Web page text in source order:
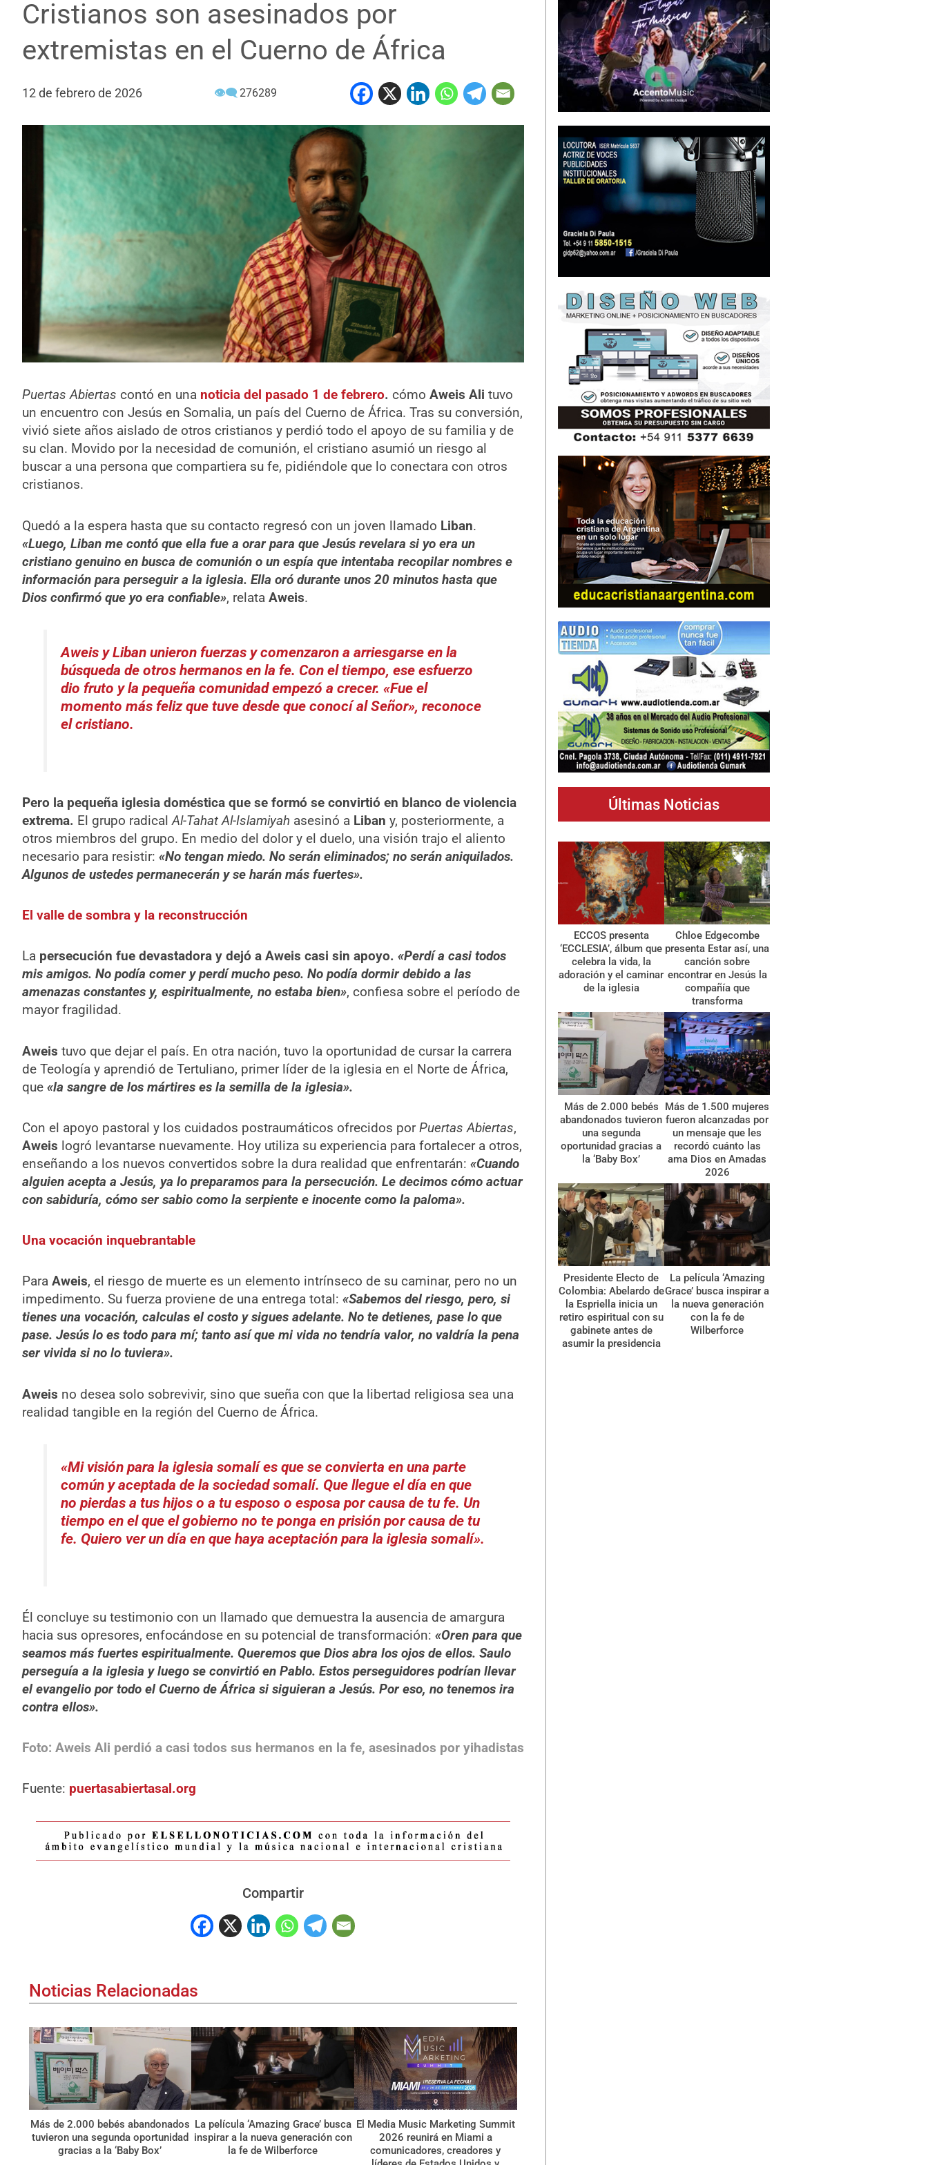
Cristianos son asesinados por
extremistas en el Cuerno de África
12 de febrero de 2026 👁‍🗨 276289
Puertas Abiertas contó en una noticia del pasado 1 de febrero. cómo Aweis Ali tuvo
un encuentro con Jesús en Somalia, un país del Cuerno de África. Tras su conversión,
vivió siete años aislado de otros cristianos y perdió todo el apoyo de su familia y de
su clan. Movido por la necesidad de comunión, el cristiano asumió un riesgo al
buscar a una persona que compartiera su fe, pidiéndole que lo conectara con otros
cristianos.
Quedó a la espera hasta que su contacto regresó con un joven llamado Liban.
«Luego, Liban me contó que ella fue a orar para que Jesús revelara si yo era un
cristiano genuino en busca de comunión o un espía que intentaba recopilar nombres e
información para perseguir a la iglesia. Ella oró durante unos 20 minutos hasta que
Dios confirmó que yo era confiable», relata Aweis.
Aweis y Liban unieron fuerzas y comenzaron a arriesgarse en la
búsqueda de otros hermanos en la fe. Con el tiempo, ese esfuerzo
dio fruto y la pequeña comunidad empezó a crecer. «Fue el
momento más feliz que tuve desde que conocí al Señor», reconoce
el cristiano.
Pero la pequeña iglesia doméstica que se formó se convirtió en blanco de violencia
extrema. El grupo radicalAl-Tahat Al-Islamiyah asesinó a Liban y, posteriormente, a
otros miembros del grupo. En medio del dolor y el duelo, una visión trajo el aliento
necesario para resistir: «No tengan miedo. No serán eliminados; no serán aniquilados.
Algunos de ustedes permanecerán y se harán más fuertes».
El valle de sombra y la reconstrucción
La persecución fue devastadora y dejó a Aweis casi sin apoyo. «Perdí a casi todos
mis amigos. No podía comer y perdí mucho peso. No podía dormir debido a las
amenazas constantes y, espiritualmente, no estaba bien», confiesa sobre el período de
mayor fragilidad.
Aweis tuvo que dejar el país. En otra nación, tuvo la oportunidad de cursar la carrera
de Teología y aprendió de Tertuliano, primer líder de la iglesia en el Norte de África,
que «la sangre de los mártires es la semilla de la iglesia».
Con el apoyo pastoral y los cuidados postraumáticos ofrecidos porPuertas Abiertas,
Aweis logró levantarse nuevamente. Hoy utiliza su experiencia para fortalecer a otros,
enseñando a los nuevos convertidos sobre la dura realidad que enfrentarán: «Cuando
alguien acepta a Jesús, ya lo preparamos para la persecución. Le decimos cómo actuar
con sabiduría, cómo ser sabio como la serpiente e inocente como la paloma».
Una vocación inquebrantable
Para Aweis, el riesgo de muerte es un elemento intrínseco de su caminar, pero no un
impedimento. Su fuerza proviene de una entrega total: «Sabemos del riesgo, pero, si
tienes una vocación, calculas el costo y sigues adelante. No te detienes, pase lo que
pase. Jesús lo es todo para mí; tanto así que mi vida no tendría valor, no valdría la pena
ser vivida si no lo tuviera».
Aweis no desea solo sobrevivir, sino que sueña con que la libertad religiosa sea una
realidad tangible en la región del Cuerno de África.
«Mi visión para la iglesia somalí es que se convierta en una parte
común y aceptada de la sociedad somalí. Que llegue el día en que
no pierdas a tus hijos o a tu esposo o esposa por causa de tu fe. Un
tiempo en el que el gobierno no te ponga en prisión por causa de tu
fe. Quiero ver un día en que haya aceptación para la iglesia somalí».
Él concluye su testimonio con un llamado que demuestra la ausencia de amargura
hacia sus opresores, enfocándose en su potencial de transformación: «Oren para que
seamos más fuertes espiritualmente. Queremos que Dios abra los ojos de ellos. Saulo
perseguía a la iglesia y luego se convirtió en Pablo. Estos perseguidores podrían llevar
el evangelio por todo el Cuerno de África si siguieran a Jesús. Por eso, no tenemos ira
contra ellos».
Foto: Aweis Ali perdió a casi todos sus hermanos en la fe, asesinados por yihadistas
Fuente: puertasabiertasal.org
Compartir
Noticias Relacionadas
Más de 2.000 bebés abandonados
tuvieron una segunda oportunidad
gracias a la ‘Baby Box’
La película ‘Amazing Grace’ busca
inspirar a la nueva generación con
la fe de Wilberforce
El Media Music Marketing Summit
2026 reunirá en Miami a
comunicadores, creadores y
Últimas Noticias
ECCOS presenta
‘ECCLESIA’, álbum que
celebra la vida, la
adoración y el caminar
de la iglesia
Chloe Edgecombe
presenta Estar así, una
canción sobre
encontrar en Jesús la
compañía que
transforma
Más de 2.000 bebés
abandonados tuvieron
una segunda
oportunidad gracias a
la ‘Baby Box’
Más de 1.500 mujeres
fueron alcanzadas por
un mensaje que les
recordó cuánto las
ama Dios en Amadas
2026
Presidente Electo de
Colombia: Abelardo de
la Espriella inicia un
retiro espiritual con su
gabinete antes de
asumir la presidencia
La película ‘Amazing
Grace’ busca inspirar a
la nueva generación
con la fe de
Wilberforce